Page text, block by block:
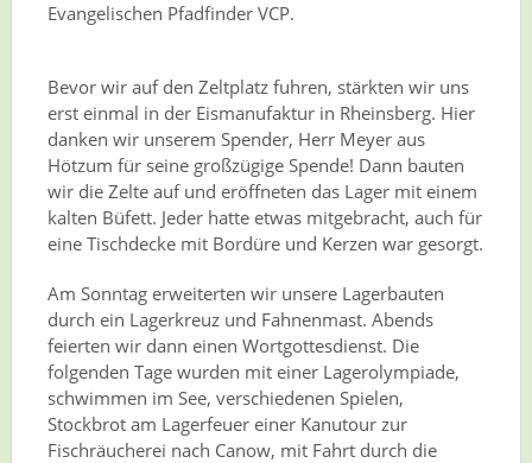
Evangelischen Pfadfinder VCP.
Bevor wir auf den Zeltplatz fuhren, stärkten wir uns
erst einmal in der Eismanufaktur in Rheinsberg. Hier
danken wir unserem Spender, Herr Meyer aus
Hötzum für seine großzügige Spende! Dann bauten
wir die Zelte auf und eröffneten das Lager mit einem
kalten Büfett. Jeder hatte etwas mitgebracht, auch für
eine Tischdecke mit Bordüre und Kerzen war gesorgt.
Am Sonntag erweiterten wir unsere Lagerbauten
durch ein Lagerkreuz und Fahnenmast. Abends
feierten wir dann einen Wortgottesdienst. Die
folgenden Tage wurden mit einer Lagerolympiade,
schwimmen im See, verschiedenen Spielen,
Stockbrot am Lagerfeuer einer Kanutour zur
Fischräucherei nach Canow, mit Fahrt durch die